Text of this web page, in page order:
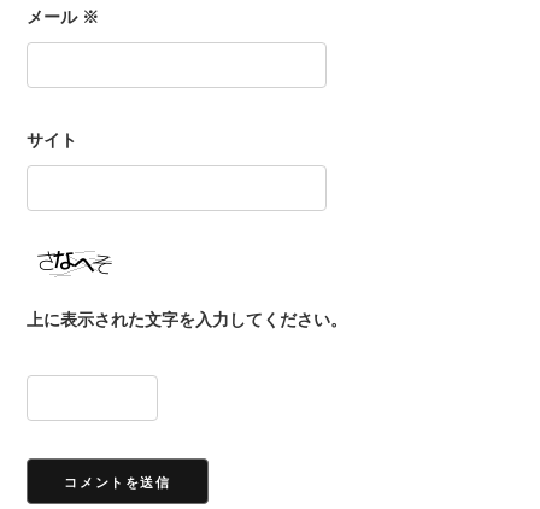
メール ※
サイト
上に表示された文字を入力してください。